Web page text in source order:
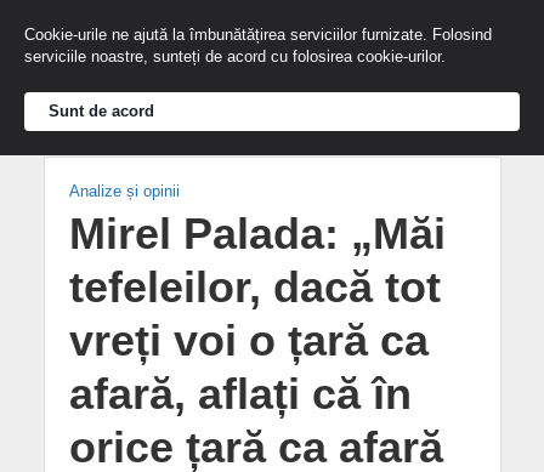
Analize și opinii
Mirel Palada: „Măi
tefeleilor, dacă tot
vreți voi o țară ca
afară, aflați că în
orice țară ca afară
Cookie-urile ne ajută la îmbunătățirea serviciilor furnizate. Folosind
serviciile noastre, sunteți de acord cu folosirea cookie-urilor.
Sunt de acord